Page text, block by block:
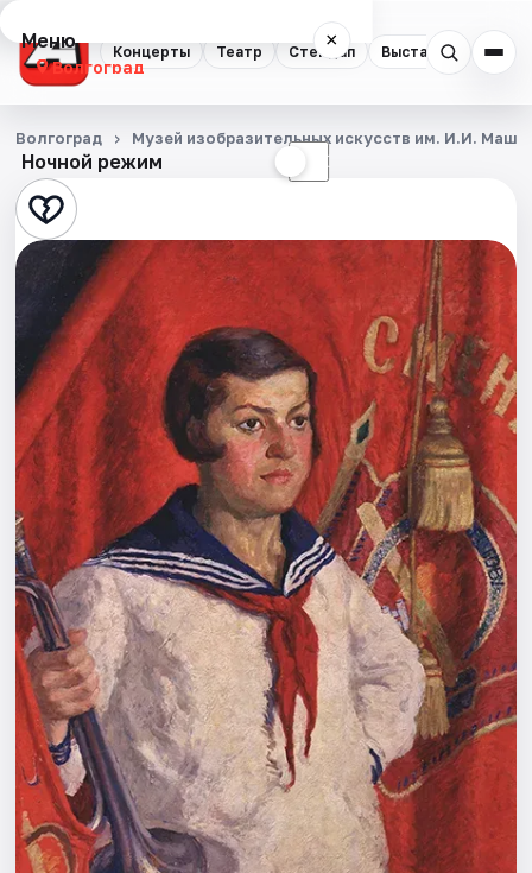
Концерты Театр Стендап Выставки
Меню ×
Волгоград
Концерты
Театр
Стендап
Выставки
Квесты
Экскурсии
Спорт
События
Города
Площадки
Артисты
Рейтинги
Ночной режим ☾
Волгоград Музей изобразительных искусств им. И.И.